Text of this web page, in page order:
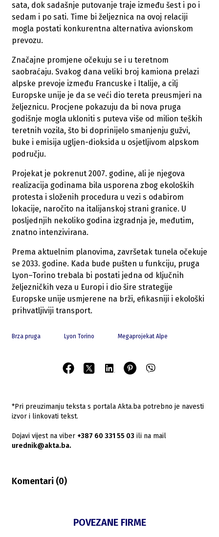
sata, dok sadašnje putovanje traje između šest i po i
sedam i po sati. Time bi željeznica na ovoj relaciji
mogla postati konkurentna alternativa avionskom
prevozu.
Značajne promjene očekuju se i u teretnom
saobraćaju. Svakog dana veliki broj kamiona prelazi
alpske prevoje između Francuske i Italije, a cilj
Europske unije je da se veći dio tereta preusmjeri na
željeznicu. Procjene pokazuju da bi nova pruga
godišnje mogla ukloniti s puteva više od milion teških
teretnih vozila, što bi doprinijelo smanjenju gužvi,
buke i emisija ugljen-dioksida u osjetljivom alpskom
području.
Projekat je pokrenut 2007. godine, ali je njegova
realizacija godinama bila usporena zbog ekoloških
protesta i složenih procedura u vezi s odabirom
lokacije, naročito na italijanskoj strani granice. U
posljednjih nekoliko godina izgradnja je, međutim,
znatno intenzivirana.
Prema aktuelnim planovima, završetak tunela očekuje
se 2033. godine. Kada bude pušten u funkciju, pruga
Lyon–Torino trebala bi postati jedna od ključnih
željezničkih veza u Europi i dio šire strategije
Europske unije usmjerene na brži, efikasniji i ekološki
prihvatljiviji transport.
Brza pruga Lyon Torino Megaprojekat Alpe
*Pri preuzimanju teksta s portala Akta.ba potrebno je navesti
izvor i linkovati tekst.
Dojavi vijest na viber +387 60 331 55 03 ili na mail
urednik@akta.ba.
Komentari (0)
POVEZANE FIRME